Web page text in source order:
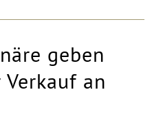
geben
an